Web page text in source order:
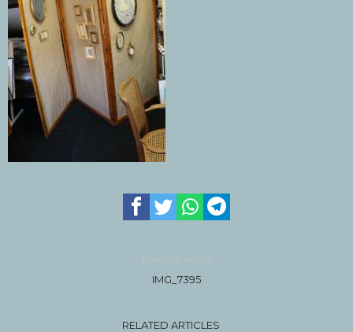
Previous article
IMG_7395
RELATED ARTICLES